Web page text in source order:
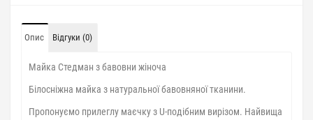
Опис Відгуки (0)
Майка Стедман з бавовни жіноча
Білосніжна майка з натуральної бавовняної тканини.
Пропонуємо прилеглу маєчку з U-подібним вирізом. Найвища